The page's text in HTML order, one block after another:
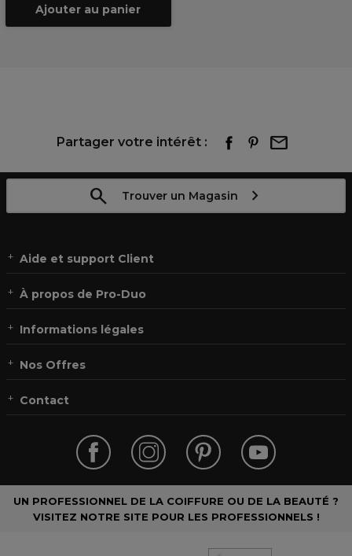
Ajouter au panier
Partager votre intérêt :
Trouver un Magasin
Aide et support Client
À propos de Pro-Duo
Informations légales
Nos Offres
Contact
UN PROFESSIONNEL DE LA COIFFURE OU DE LA BEAUTÉ ?
VISITEZ NOTRE SITE POUR LES PROFESSIONNELS !